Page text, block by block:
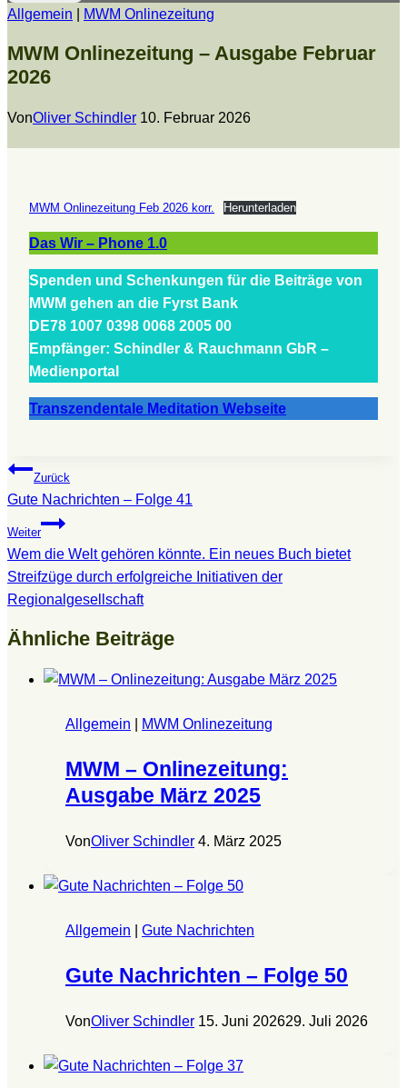
Allgemein MWM Onlinezeitung
MWM Onlinezeitung – Ausgabe Februar
2026
VonOliver Schindler 10. Februar 2026
MWM Onlinezeitung Feb 2026 korr. Herunterladen
Das Wir – Phone 1.0
Spenden und Schenkungen für die Beiträge von
MWM gehen an die Fyrst Bank
DE78 1007 0398 0068 2005 00
Empfänger: Schindler & Rauchmann GbR –
Medienportal
Transzendentale Meditation Webseite
Beitragsnavigation
Zurück
Gute Nachrichten – Folge 41
Weiter
Wem die Welt gehören könnte. Ein neues Buch bietet
Streifzüge durch erfolgreiche Initiativen der
Regionalgesellschaft
Ähnliche Beiträge
Allgemein MWM Onlinezeitung
MWM – Onlinezeitung:
Ausgabe März 2025
VonOliver Schindler 4. März 2025
Allgemein Gute Nachrichten
Gute Nachrichten – Folge 50
VonOliver Schindler 15. Juni 202629. Juli 2026